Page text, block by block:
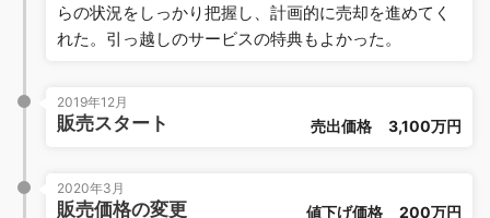
らの状況をしっかり把握し、計画的に売却を進めてく
れた。引っ越しのサービスの特典もよかった。
2019年12月
販売スタート 売出価格 3,100万円
2020年3月
販売価格の変更 値下げ価格 200万円